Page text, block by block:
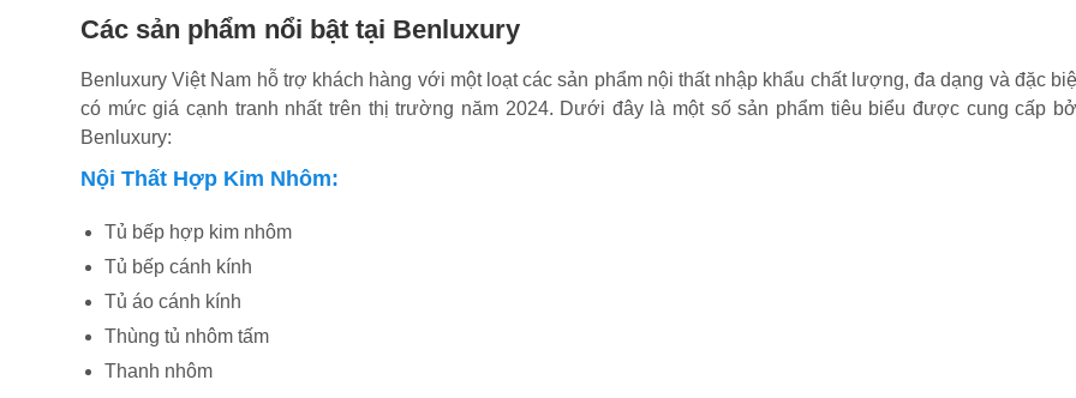
Các sản phẩm nổi bật tại Benluxury
Benluxury Việt Nam hỗ trợ khách hàng với một loạt các sản phẩm nội thất nhập khẩu chất lượng, đa dạng và đặc
có mức giá cạnh tranh nhất trên thị trường năm 2024. Dưới đây là một số sản phẩm tiêu biểu được cung cấp
Benluxury:
Nội Thất Hợp Kim Nhôm:
Tủ bếp hợp kim nhôm
Tủ bếp cánh kính
Tủ áo cánh kính
Thùng tủ nhôm tấm
Thanh nhôm